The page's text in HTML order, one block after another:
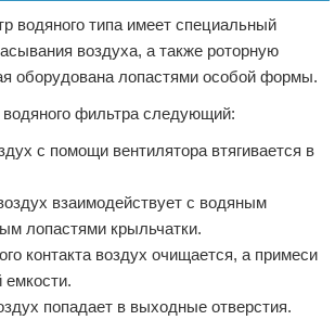
водяного типа имеет специальный
воздуха, а также роторную
оборудована лопастями особой формы.
фильтра следующий:
c помощи вентилятора втягивается в
взаимодействует c водяным
лопастями крыльчатки.
контакта воздух очищается, а примеси
попадает в выходные отверстия.